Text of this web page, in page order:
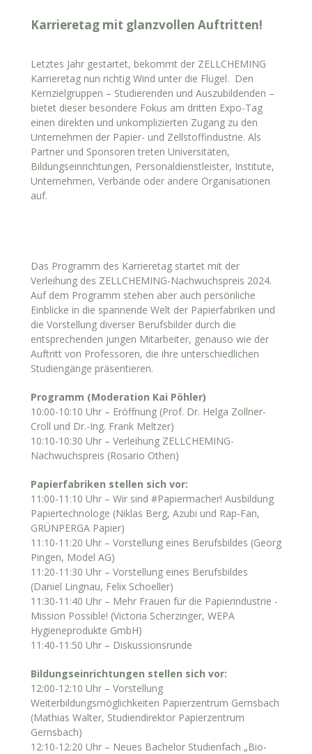
Karrieretag mit glanzvollen Auftritten!
Letztes Jahr gestartet, bekommt der ZELLCHEMING
Karrieretag nun richtig Wind unter die Flügel. Den
Kernzielgruppen – Studierenden und Auszubildenden –
bietet dieser besondere Fokus am dritten Expo-Tag
einen direkten und unkomplizierten Zugang zu den
Unternehmen der Papier- und Zellstoffindustrie. Als
Partner und Sponsoren treten Universitäten,
Bildungseinrichtungen, Personaldienstleister, Institute,
Unternehmen, Verbände oder andere Organisationen
auf.
Das Programm des Karrieretag startet mit der
Verleihung des ZELLCHEMING-Nachwuchspreis 2024.
Auf dem Programm stehen aber auch persönliche
Einblicke in die spannende Welt der Papierfabriken und
die Vorstellung diverser Berufsbilder durch die
entsprechenden jungen Mitarbeiter, genauso wie der
Auftritt von Professoren, die ihre unterschiedlichen
Studiengänge präsentieren.
Programm (Moderation Kai Pöhler)
10:00-10:10 Uhr – Eröffnung (Prof. Dr. Helga Zollner-
Croll und Dr.-Ing. Frank Meltzer)
10:10-10:30 Uhr – Verleihung ZELLCHEMING-
Nachwuchspreis (Rosario Othen)
Papierfabriken stellen sich vor:
11:00-11:10 Uhr – Wir sind #Papiermacher! Ausbildung
Papiertechnologe (Niklas Berg, Azubi und Rap-Fan,
GRÜNPERGA Papier)
11:10-11:20 Uhr – Vorstellung eines Berufsbildes (Georg
Pingen, Model AG)
11:20-11:30 Uhr – Vorstellung eines Berufsbildes
(Daniel Lingnau, Felix Schoeller)
11:30-11:40 Uhr – Mehr Frauen für die Papierindustrie -
Mission Possible! (Victoria Scherzinger, WEPA
Hygieneprodukte GmbH)
11:40-11:50 Uhr – Diskussionsrunde
Bildungseinrichtungen stellen sich vor:
12:00-12:10 Uhr – Vorstellung
Weiterbildungsmöglichkeiten Papierzentrum Gernsbach
(Mathias Walter, Studiendirektor Papierzentrum
Gernsbach)
12:10-12:20 Uhr – Neues Bachelor Studienfach „Bio-